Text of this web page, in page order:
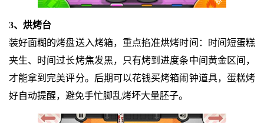
3、烘烤台
装好面糊的烤盘送入烤箱，重点掐准烘烤时间：时间短蛋糕
夹生、时间过长烤焦发黑，只有烤到进度条中间黄金区间，
才能拿到完美评分。后期可以花钱买烤箱闹钟道具，蛋糕烤
好自动提醒，避免手忙脚乱烤坏大量胚子。